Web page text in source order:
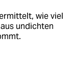
wie viel
undichten